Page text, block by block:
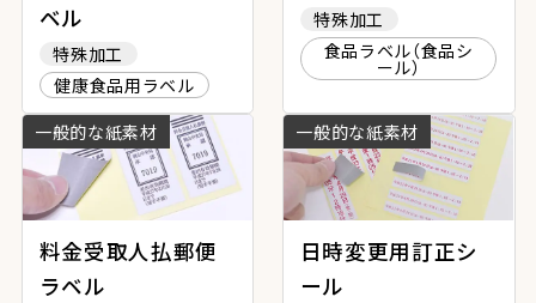
ベル
特殊加工
健康食品用ラベル
特殊加工
食品ラベル（食品シ
ール）
一般的な紙素材
料金受取人払郵便
ラベル
一般的な紙素材
日時変更用訂正シ
ール